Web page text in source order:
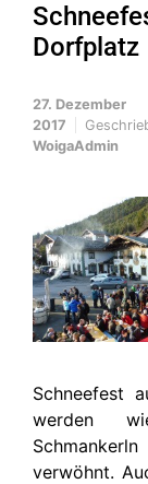
Dorfplatz
27. Dezember
2017
WoigaAdmin
Schneefest
werden
verwöhnt.